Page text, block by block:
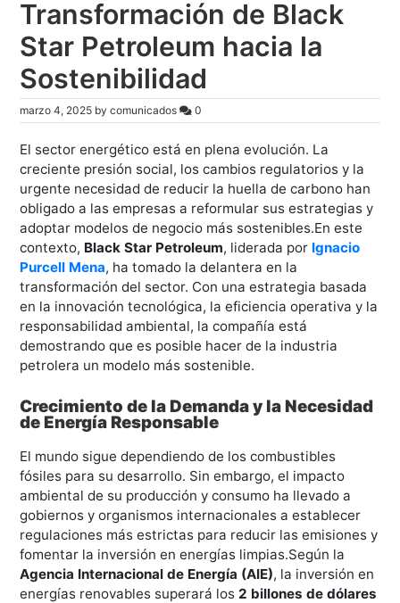
Transformación de Black
Star Petroleum hacia la
Sostenibilidad
marzo 4, 2025 bycomunicados 0
El sector energético está en plena evolución. La
creciente presión social, los cambios regulatorios y la
urgente necesidad de reducir la huella de carbono han
obligado a las empresas a reformular sus estrategias y
adoptar modelos de negocio más sostenibles.En este
contexto, Black Star Petroleum, liderada por Ignacio
Purcell Mena, ha tomado la delantera en la
transformación del sector. Con una estrategia basada
en la innovación tecnológica, la eficiencia operativa y la
responsabilidad ambiental, la compañía está
demostrando que es posible hacer de la industria
petrolera un modelo más sostenible.
Crecimiento de la Demanda y la Necesidad
de Energía Responsable
El mundo sigue dependiendo de los combustibles
fósiles para su desarrollo. Sin embargo, el impacto
ambiental de su producción y consumo ha llevado a
gobiernos y organismos internacionales a establecer
regulaciones más estrictas para reducir las emisiones y
fomentar la inversión en energías limpias.Según la
Agencia Internacional de Energía (AIE), la inversión en
energías renovables superará los 2 billones de dólares